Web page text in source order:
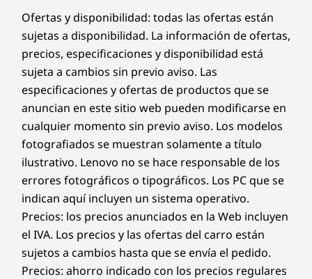
Ofertas y disponibilidad: todas las ofertas están
sujetas a disponibilidad. La información de ofertas,
precios, especificaciones y disponibilidad está
sujeta a cambios sin previo aviso. Las
especificaciones y ofertas de productos que se
anuncian en este sitio web pueden modificarse en
cualquier momento sin previo aviso. Los modelos
fotografiados se muestran solamente a título
ilustrativo. Lenovo no se hace responsable de los
errores fotográficos o tipográficos. Los PC que se
indican aquí incluyen un sistema operativo.
Precios: los precios anunciados en la Web incluyen
el IVA. Los precios y las ofertas del carro están
sujetos a cambios hasta que se envía el pedido.
Precios: ahorro indicado con los precios regulares